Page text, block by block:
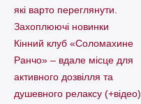
які варто пеpеглянути.
Захоплюючі новинки
Кінний клуб «Соломахине
Ранчо» – вдале місце для
активного дозвілля та
душевного релаксу (+відео)